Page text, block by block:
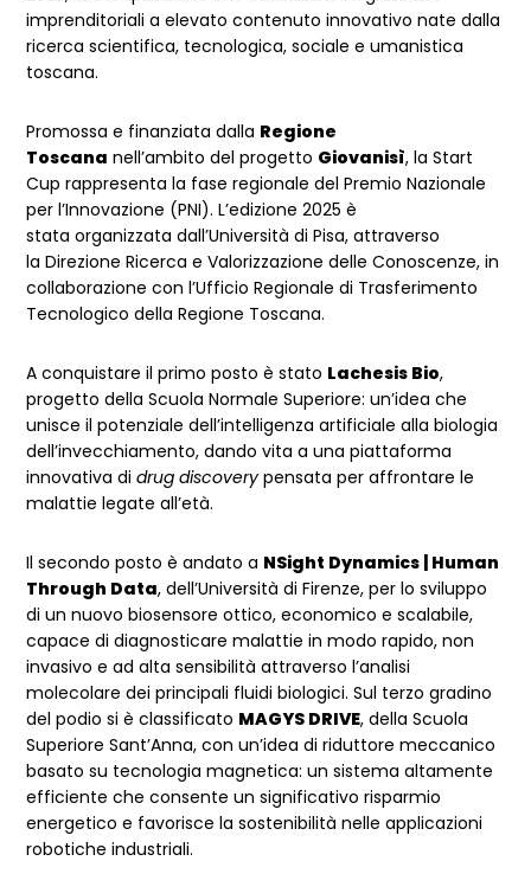
imprenditoriali a elevato contenuto innovativo nate dalla
ricerca scientifica, tecnologica, sociale e umanistica
toscana.
Promossa e finanziata dalla Regione
Toscana nell’ambito del progetto Giovanisì, la Start
Cup rappresenta la fase regionale del Premio Nazionale
per l’Innovazione (PNI). L’edizione 2025 è
stata organizzata dall’Università di Pisa, attraverso
la Direzione Ricerca e Valorizzazione delle Conoscenze, in
collaborazione con l’Ufficio Regionale di Trasferimento
Tecnologico della Regione Toscana.
A conquistare il primo posto è stato Lachesis Bio,
progetto della Scuola Normale Superiore: un’idea che
unisce il potenziale dell’intelligenza artificiale alla biologia
dell’invecchiamento, dando vita a una piattaforma
innovativa didrug discoverypensata per affrontare le
malattie legate all’età.
Il secondo posto è andato a NSight Dynamics | Human
Through Data, dell’Università di Firenze, per lo sviluppo
di un nuovo biosensore ottico, economico e scalabile,
capace di diagnosticare malattie in modo rapido, non
invasivo e ad alta sensibilità attraverso l’analisi
molecolare dei principali fluidi biologici. Sul terzo gradino
del podio si è classificato MAGYS DRIVE, della Scuola
Superiore Sant’Anna, con un’idea di riduttore meccanico
basato su tecnologia magnetica: un sistema altamente
efficiente che consente un significativo risparmio
energetico e favorisce la sostenibilità nelle applicazioni
robotiche industriali.